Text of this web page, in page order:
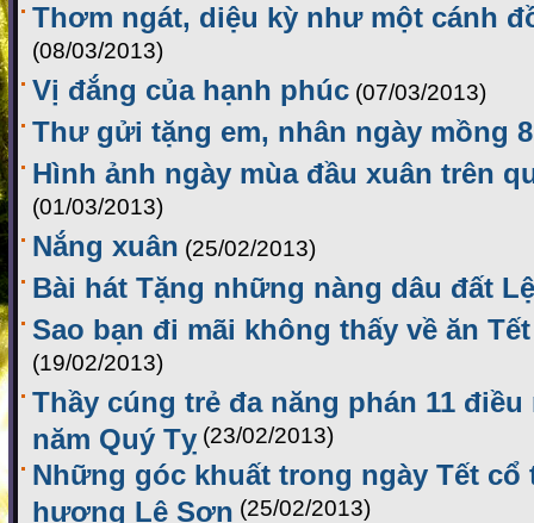
Thơm ngát, diệu kỳ như một cánh
(08/03/2013)
Vị đắng của hạnh phúc (07/03/2013)
Thư gửi tặng em, nhân ngày mồng
Hình ảnh ngày mùa đầu xuân trên
(01/03/2013)
Nắng xuân (25/02/2013)
Bài hát Tặng những nàng dâu đất Lệ
Sao bạn đi mãi không thấy về ăn
(19/02/2013)
Thầy cúng trẻ đa năng phán 11
năm Quý Tỵ (23/02/2013)
Những góc khuất trong ngày Tết cổ
hương Lệ Sơn (25/02/2013)